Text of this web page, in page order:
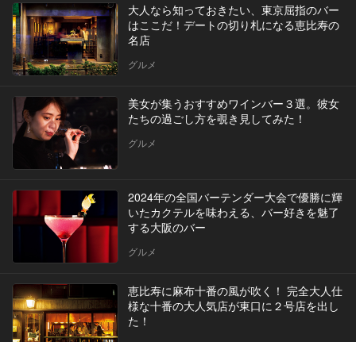
大人なら知っておきたい、東京屈指のバー
はここだ！デートの切り札になる恵比寿の
名店
グルメ
美女が集うおすすめワインバー３選。彼女
たちの過ごし方を覗き見してみた！
グルメ
2024年の全国バーテンダー大会で優勝に輝
いたカクテルを味わえる、バー好きを魅了
する大阪のバー
グルメ
恵比寿に麻布十番の風が吹く！ 完全大人仕
様な十番の大人気店が東口に２号店を出し
た！